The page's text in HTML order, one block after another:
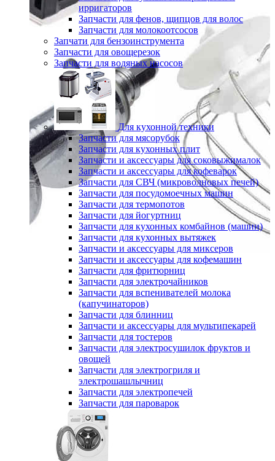
ирригаторов
Запчасти для фенов, щипцов для волос
Запчасти для молокоотсосов
Запчати для бензоинструмента
Запчасти для овощерезок
Запчасти для водяных насосов
Для кухонной техники
Запчасти для мясорубок
Запчасти для кухонных плит
Запчасти и аксессуары для соковыжималок
Запчасти и аксессуары для кофеварок
Запчасти для СВЧ (микроволновых печей)
Запчасти для посудомоечных машин
Запчасти для термопотов
Запчасти для йогуртниц
Запчасти для кухонных комбайнов (машин)
Запчасти для кухонных вытяжек
Запчасти и аксессуары для миксеров
Запчасти и аксессуары для кофемашин
Запчасти для фритюрниц
Запчасти для электрочайников
Запчасти для вспенивателей молока
(капучинаторов)
Запчасти для блинниц
Запчасти и аксессуары для мультипекарей
Запчасти для тостеров
Запчасти для электросушилок фруктов и
овощей
Запчасти для электрогриля и
электрошашлычниц
Запчасти для электропечей
Запчасти для пароварок